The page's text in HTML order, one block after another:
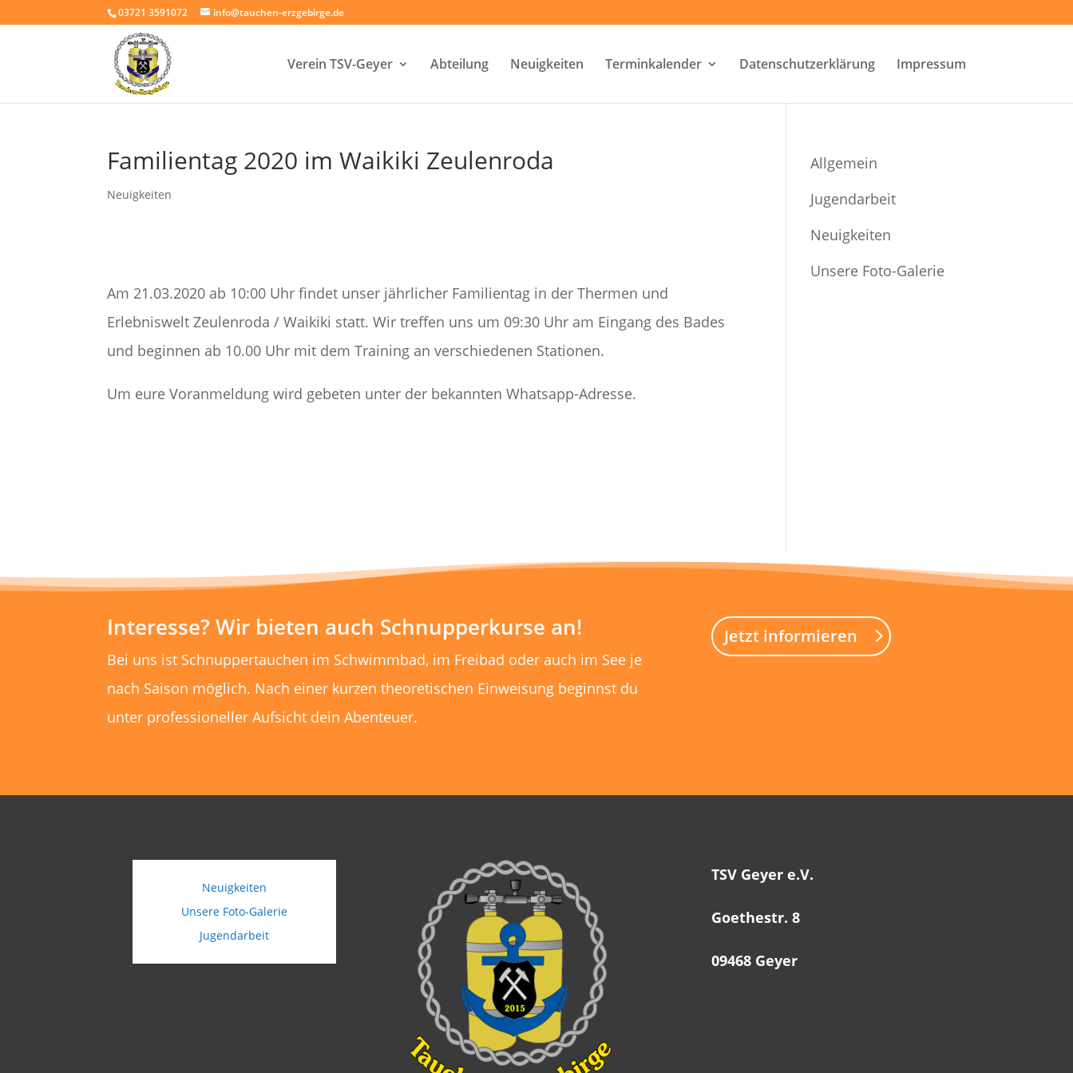
03721 3591072 info@tauchen-erzgebirge.de
Verein TSV-Geyer Abteilung Neuigkeiten Terminkalender Datenschutzerklärung Impressum
Familientag 2020 im Waikiki Zeulenroda
Neuigkeiten
Am 21.03.2020 ab 10:00 Uhr findet unser jährlicher Familientag in der Thermen und
Erlebniswelt Zeulenroda / Waikiki statt. Wir treffen uns um 09:30 Uhr am Eingang des Bades
und beginnen ab 10.00 Uhr mit dem Training an verschiedenen Stationen.
Um eure Voranmeldung wird gebeten unter der bekannten Whatsapp-Adresse.
Allgemein
Jugendarbeit
Neuigkeiten
Unsere Foto-Galerie
Interesse? Wir bieten auch Schnupperkurse an!
Bei uns ist Schnuppertauchen im Schwimmbad, im Freibad oder auch im See je
nach Saison möglich. Nach einer kurzen theoretischen Einweisung beginnst du
unter professioneller Aufsicht dein Abenteuer.
Jetzt informieren
Neuigkeiten
Unsere Foto-Galerie
Jugendarbeit
TSV Geyer e.V.
Goethestr. 8
09468 Geyer